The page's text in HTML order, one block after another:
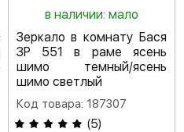
в наличии: мало
Зеркало в комнату Бася
ЗР 551 в раме ясень
шимо темный/ясень
шимо светлый
Код товара: 187307
(5)